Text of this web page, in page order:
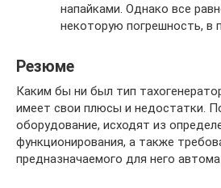
напайками. Однако все
некоторую погрешность, в
Резюме
Каким бы ни был тип
имеет свои плюсы и недостатки.
оборудование, исходят из
функционирования, а также
предназначаемого для него